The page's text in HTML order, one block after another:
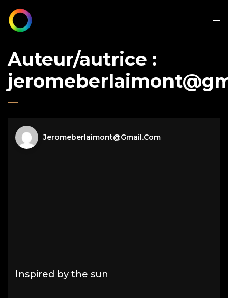
Auteur/autrice :
Jeromeberlaimont@gmail.com
Inspired by the sun
...